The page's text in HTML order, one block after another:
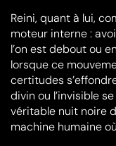
Reini, quant à lui,
moteur interne :
l’on est debout ou
lorsque ce
certitudes
divin ou l’invisible
véritable nuit noire
machine humaine